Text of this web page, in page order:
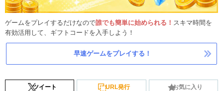
ゲームをプレイするだけなので誰でも簡単に始められる！ スキマ時間を
有効活用して、ギフトコードを入手しよう！
早速ゲームをプレイする！
ツイート URL発行 お気に入り